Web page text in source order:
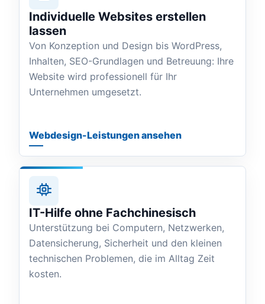
Individuelle Websites erstellen
lassen
Von Konzeption und Design bis WordPress,
Inhalten, SEO-Grundlagen und Betreuung: Ihre
Website wird professionell für Ihr
Unternehmen umgesetzt.
Webdesign-Leistungen ansehen
IT-Hilfe ohne Fachchinesisch
Unterstützung bei Computern, Netzwerken,
Datensicherung, Sicherheit und den kleinen
technischen Problemen, die im Alltag Zeit
kosten.